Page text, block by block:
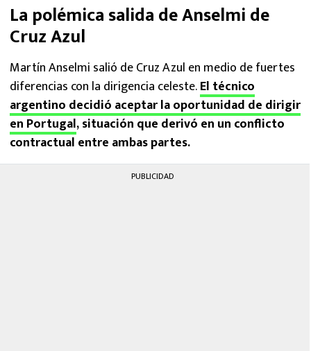
La polémica salida de Anselmi de
Cruz Azul
Martín Anselmi salió de Cruz Azul en medio de fuertes
diferencias con la dirigencia celeste.El técnico
argentino decidió aceptar la oportunidad de dirigir
en Portugal, situación que derivó en un conflicto
contractual entre ambas partes.
PUBLICIDAD